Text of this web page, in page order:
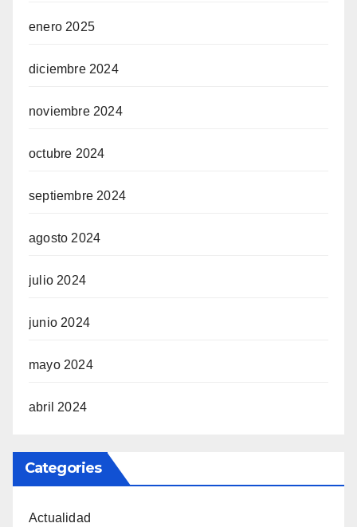
enero 2025
diciembre 2024
noviembre 2024
octubre 2024
septiembre 2024
agosto 2024
julio 2024
junio 2024
mayo 2024
abril 2024
Categories
Actualidad